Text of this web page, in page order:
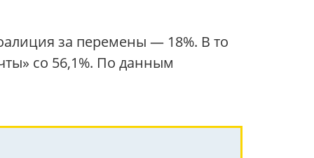
за перемены — 18%. В то
со 56,1%. По данным